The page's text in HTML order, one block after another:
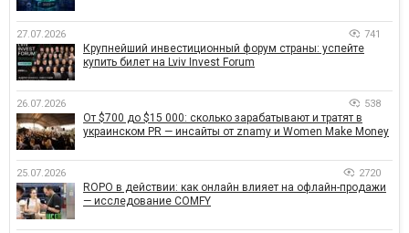
27.07.2026 741
Крупнейший инвестиционный форум страны: успейте
купить билет на Lviv Invest Forum
26.07.2026 538
От $700 до $15 000: сколько зарабатывают и тратят в
украинском PR — инсайты от znamy и Women Make Money
25.07.2026 2720
ROPO в действии: как онлайн влияет на офлайн-продажи
— исследование COMFY